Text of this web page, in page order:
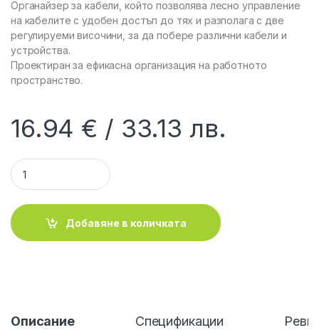
Органайзер за кабели, който позволява лесно управление
на кабелите с удобен достъп до тях и разполага с две
регулируеми височини, за да побере различни кабели и
устройства.
Проектиран за ефикасна организация на работното
пространство.
16.94 € 33.13 лв.
ROLINE 17.03.1309 :: Органайзер за компютърни кабели,
Добавяне в количката
Описание Спецификации